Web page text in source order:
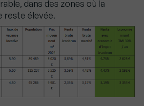
dans des zones où la
reste élevée.